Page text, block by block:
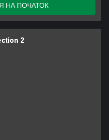
НА ПОЧАТОК
2